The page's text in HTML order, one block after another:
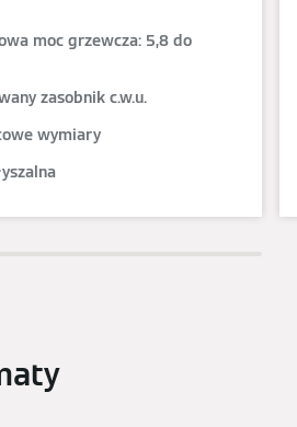
moc grzewcza: 5,8 do
zasobnik c.w.u.
wymiary